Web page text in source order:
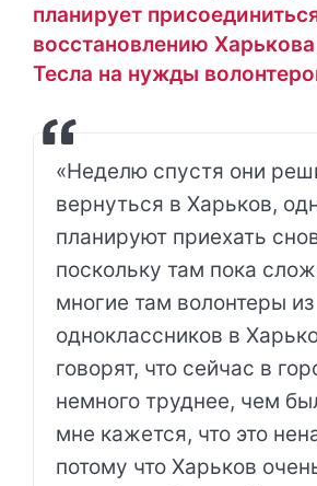
планирует
восстановлению
Тесла на нужды
«Неделю спустя они
вернуться в Харьков,
планируют приехать
поскольку там пока
многие там волонтеры из
одноклассников в
говорят, что сейчас в
немного труднее, чем
мне кажется, что это
потому что Харьков